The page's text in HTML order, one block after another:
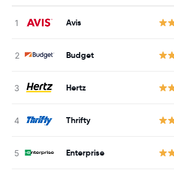
Avis
Budget
Hertz
Thrifty
Enterprise